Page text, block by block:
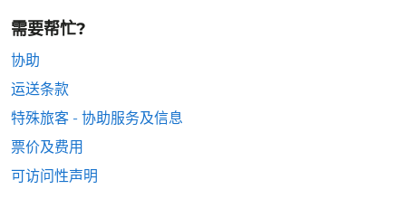
需要帮忙?
协助
运送条款
特殊旅客 - 协助服务及信息
票价及费用
可访问性声明